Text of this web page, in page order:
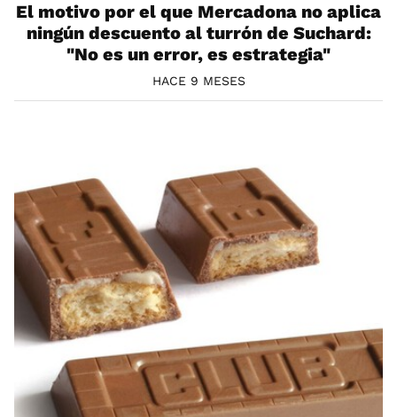
El motivo por el que Mercadona no aplica
ningún descuento al turrón de Suchard:
"No es un error, es estrategia"
HACE 9 MESES